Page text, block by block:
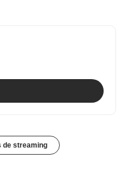
de streaming